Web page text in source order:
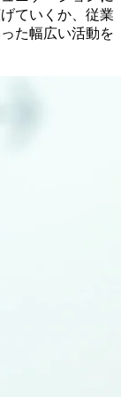
ていくか、従業
た幅広い活動を